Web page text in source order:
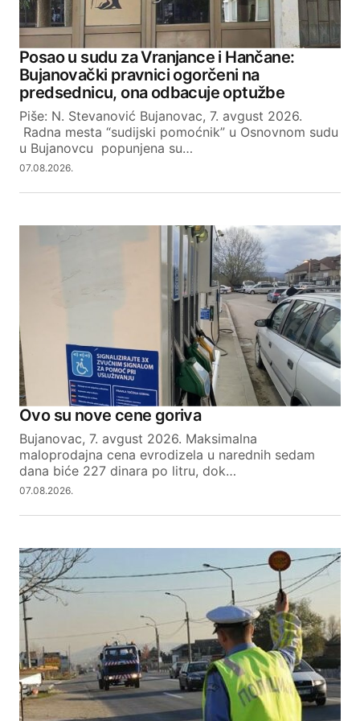
akterima mogu samo da porucim sledece :
Mozda ste negde potrebni ali ovde niste !
REPLY
Your email address will not be published.
Comment*
Your E-mail
Posao u sudu za Vranjance i Hančane:
Bujanovački pravnici ogorčeni na
predsednicu, ona odbacuje optužbe
Piše: N. Stevanović Bujanovac, 7. avgust 2026.
Radna mesta “sudijski pomoćnik” u Osnovnom sudu
u Bujanovcu popunjena su…
07.08.2026.
Ovo su nove cene goriva
Bujanovac, 7. avgust 2026. Maksimalna
maloprodajna cena evrodizela u narednih sedam
dana biće 227 dinara po litru, dok…
07.08.2026.